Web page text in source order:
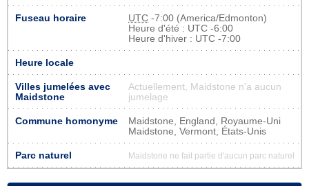
Fuseau horaire UTC -7:00 (America/Edmonton)
Heure d'été : UTC -6:00
Heure d'hiver : UTC -7:00
Heure locale
Villes jumelées avec
Maidstone
Actuellement, Maidstone n'a aucun
jumelage
Commune homonyme
Maidstone, England, Royaume-Uni
Maidstone, Vermont, États-Unis
Parc naturel Maidstone ne fait partie d'aucun parc naturel